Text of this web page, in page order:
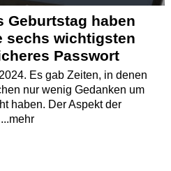
Geburtstag haben
sechs wichtigsten
Passwort
Es gab Zeiten, in denen
nur wenig Gedanken um
haben. Der Aspekt der